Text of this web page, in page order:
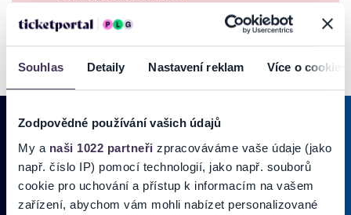
Souhlas Detaily Nastavení reklam Více o cookies
Zodpovědné používání vašich údajů
My a naši 1022 partneři zpracováváme vaše údaje (jako
např. číslo IP) pomocí technologií, jako např. souborů
cookie pro uchování a přístup k informacím na vašem
zařízení, abychom vám mohli nabízet personalizované
PRIHLÁSIŤ SA KODBERU NOVINIEK
Pridajte sa do zoznamu odberateľov a doručte si najnovšie špeciálne